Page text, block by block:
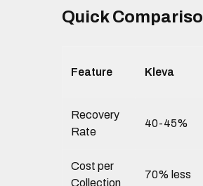
Quick
Feature Kleva
Recovery
Rate
40-45%
Cost per
Collection
70% less